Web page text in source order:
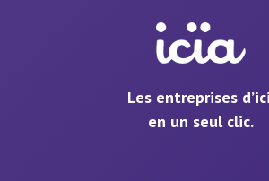
Les entreprises
en un seul clic.